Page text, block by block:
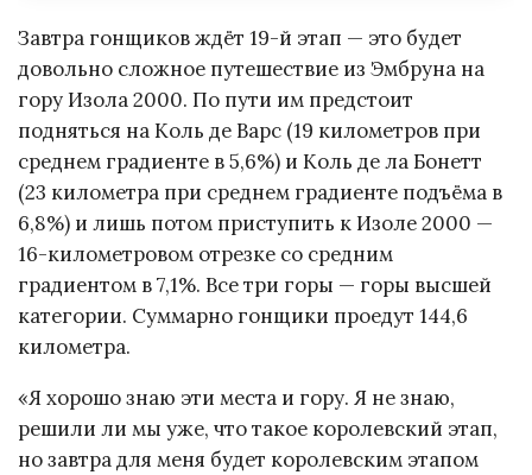
Завтра гонщиков ждёт 19-й этап — это будет
довольно сложное путешествие из Эмбруна на
гору Изола 2000. По пути им предстоит
подняться на Коль де Варс (19 километров при
среднем градиенте в 5,6%) и Коль де ла Бонетт
(23 километра при среднем градиенте подъёма в
6,8%) и лишь потом приступить к Изоле 2000 —
16-километровом отрезке со средним
градиентом в 7,1%. Все три горы — горы высшей
категории. Суммарно гонщики проедут 144,6
километра.
«Я хорошо знаю эти места и гору. Я не знаю,
решили ли мы уже, что такое королевский этап,
но завтра для меня будет королевским этапом